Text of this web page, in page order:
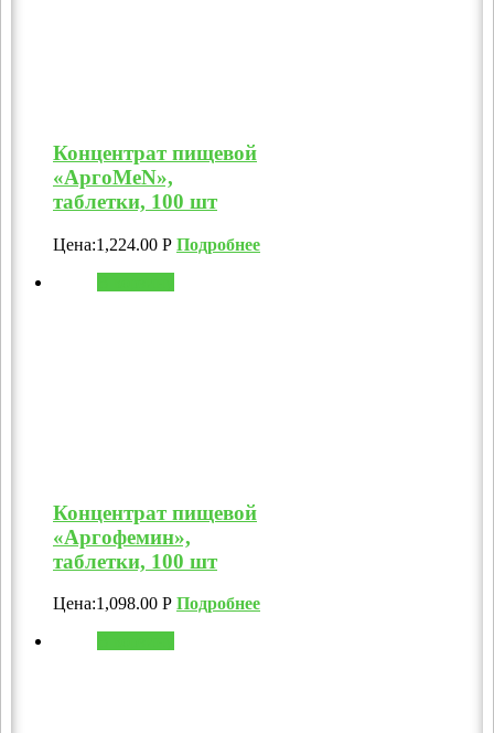
Концентрат пищевой
«АргоMeN»,
таблетки, 100 шт
Цена:1,224.00 Р Подробнее
Концентрат пищевой
«Аргофемин»,
таблетки, 100 шт
Цена:1,098.00 Р Подробнее